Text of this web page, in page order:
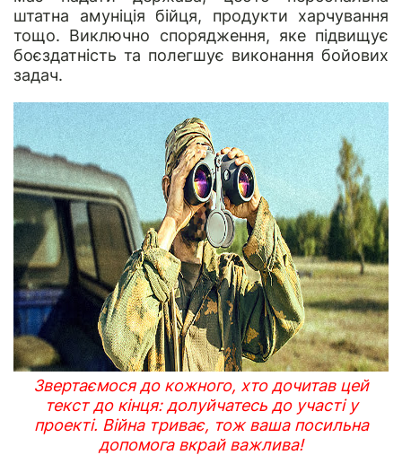
штатна амуніція бійця, продукти харчування
тощо. Виключно спорядження, яке підвищує
боєздатність та полегшує виконання бойових
задач.
Звертаємося до кожного, хто дочитав цей
текст до кінця: долуйчатесь до участі у
проекті. Війна триває, тож ваша посильна
допомога вкрай важлива!